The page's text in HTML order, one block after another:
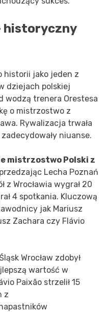
historyczny
historii jako jeden z
dziejach polskiej
wodzą trenera Orestesa
o mistrzostwo z
Rywalizacja trwała
niuanse.
mistrzostwo Polski z
Lecha Poznań
z Wrocławia wygrał 20
4 spotkania. Kluczową
jak Mariusz
Zachara czy Flávio
Wrocław zdobył
wartość w
Paixão strzelił 15
z